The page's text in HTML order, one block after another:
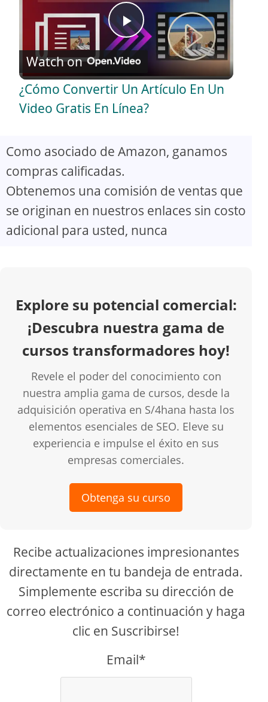
P
l
a
y
V
i
o
Watch on
¿Cómo Convertir Un Artículo En Un
Video Gratis En Línea?
Como asociado de Amazon, ganamos
compras calificadas.
Obtenemos una comisión de ventas que
se originan en nuestros enlaces sin costo
adicional para usted, nunca
Explore su potencial comercial:
¡Descubra nuestra gama de
cursos transformadores hoy!
Revele el poder del conocimiento con
nuestra amplia gama de cursos, desde la
adquisición operativa en S/4hana hasta los
elementos esenciales de SEO. Eleve su
experiencia e impulse el éxito en sus
empresas comerciales.
Obtenga su curso
Recibe actualizaciones impresionantes
directamente en tu bandeja de entrada.
Simplemente escriba su dirección de
correo electrónico a continuación y haga
clic en Suscribirse!
Email*